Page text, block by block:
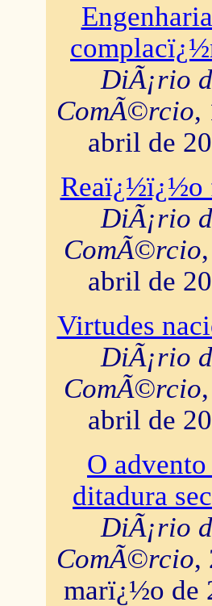
DiÃ¡rio
ComÃ©rcio,
abril de
Reaï¿½ï¿½o
DiÃ¡rio
ComÃ©rcio
abril de
Virtudes
DiÃ¡rio
ComÃ©rcio
abril de
O advento
ditadura
DiÃ¡rio
ComÃ©rcio,
marï¿½o de